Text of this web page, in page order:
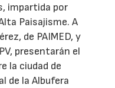
impartida por
Paisajisme. A
de PAIMED, y
presentarán el
la ciudad de
de la Albufera